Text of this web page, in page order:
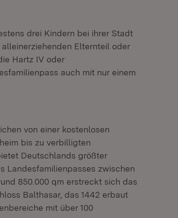
drei Kindern bei ihrer Stadt
Elternteil oder
Hartz IV oder
auch mit nur einem
von einer kostenlosen
bis zu verbilligten
Deutschlands größter
Landesfamilienpasses zwischen
850.000 qm erstreckt sich das
Balthasar, das 1442 erbaut
mit über 100